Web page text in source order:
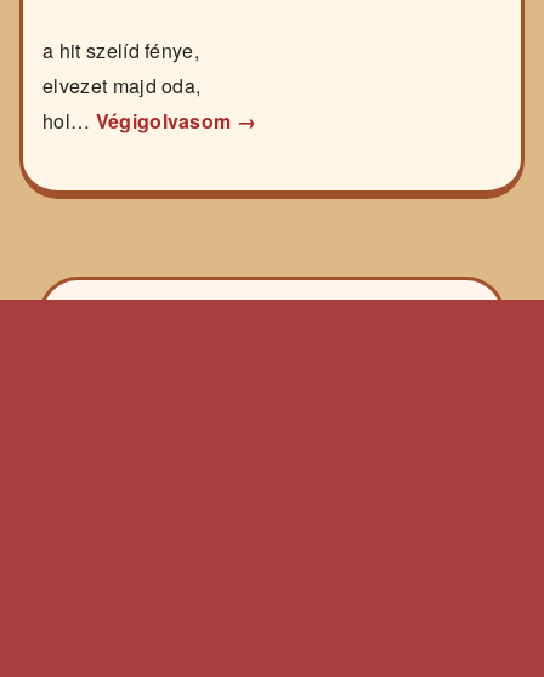
a hit szelíd fénye,
elvezet majd oda,
hol… Végigolvasom →